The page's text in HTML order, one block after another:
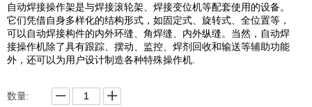
自动焊接操作架是与焊接滚轮架、焊接变位机等配套使用的设备。
它们凭借自身多样化的结构形式，如固定式、旋转式、全位置等，
可以自动焊接构件的内外环缝、角焊缝、内外纵缝。当然，自动焊
接操作机除了具有跟踪、摆动、监控、焊剂回收和输送等辅助功能
外，还可以为用户设计制造各种特殊操作机.
数量: